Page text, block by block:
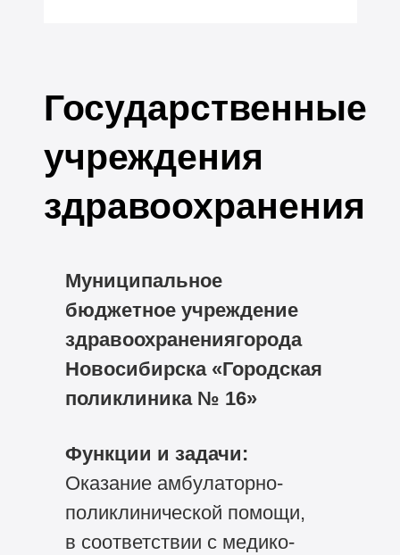
Государственные
учреждения
здравоохранения
Муниципальное
бюджетное учреждение
здравоохранениягорода
Новосибирска «Городская
поликлиника № 16»
Функции и задачи:
Оказание амбулаторно-
поликлинической помощи,
в соответствии с медико-